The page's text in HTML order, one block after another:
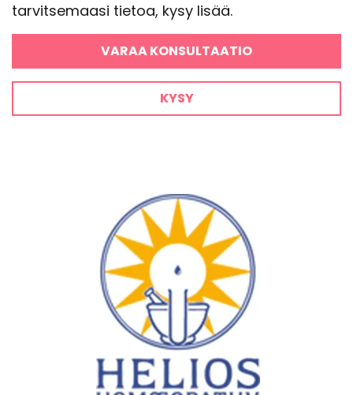
tarvitsemaasi tietoa, kysy lisää.
VARAA KONSULTAATIO
KYSY